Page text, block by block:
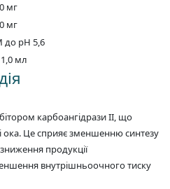
мг
мг
до pH 5,6
мл
карбоангідрази II, що
ока. Це сприяє зменшенню синтезу
продукції
внутрішньоочного тиску